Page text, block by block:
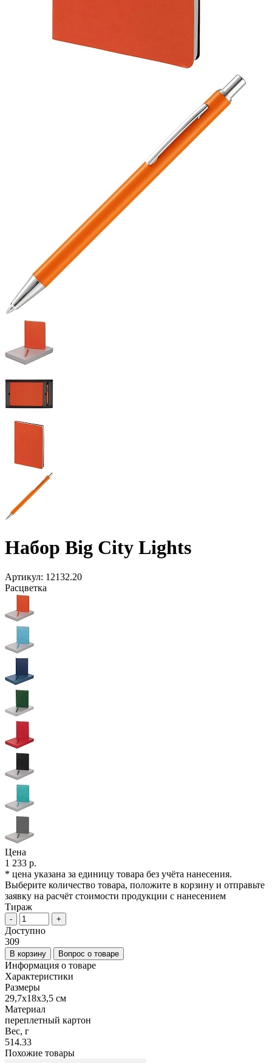
Набор Big City Lights
Артикул: 12132.20
Расцветка
Цена
1 233 р.
* цена указана за единицу товара без учёта нанесения.
Выберите количество товара, положите в корзину и отправьте
заявку на расчёт стоимости продукции с нанесением
Тираж
- +
Доступно
309
В корзину Вопрос о товаре
Информация о товаре
Характеристики
Размеры
29,7х18х3,5 см
Материал
переплетный картон
Вес, г
514.33
Похожие товары